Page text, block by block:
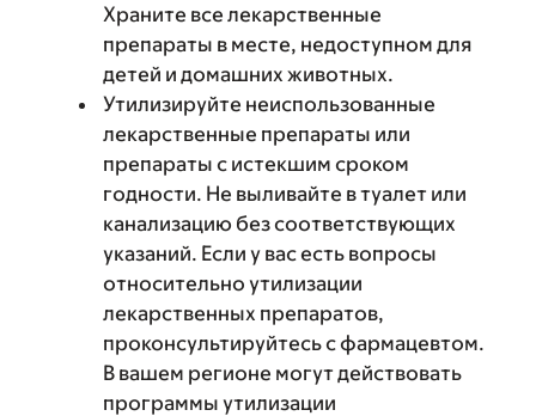
Храните все лекарственные
препараты в месте, недоступном для
детей и домашних животных.
Утилизируйте неиспользованные
лекарственные препараты или
препараты с истекшим сроком
годности. Не выливайте в туалет или
канализацию без соответствующих
указаний. Если у вас есть вопросы
относительно утилизации
лекарственных препаратов,
проконсультируйтесь с фармацевтом.
В вашем регионе могут действовать
программы утилизации